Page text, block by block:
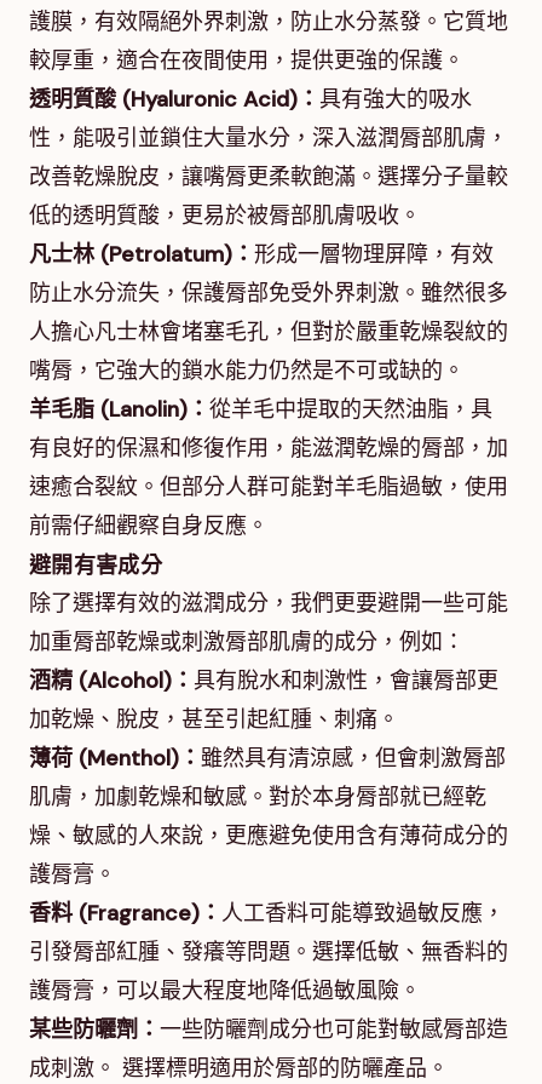
護膜，有效隔絕外界刺激，防止水分蒸發。它質地
較厚重，適合在夜間使用，提供更強的保護。
透明質酸 (Hyaluronic Acid)： 具有強大的吸水
性，能吸引並鎖住大量水分，深入滋潤脣部肌膚，
改善乾燥脫皮，讓嘴脣更柔軟飽滿。選擇分子量較
低的透明質酸，更易於被脣部肌膚吸收。
凡士林 (Petrolatum)： 形成一層物理屏障，有效
防止水分流失，保護脣部免受外界刺激。雖然很多
人擔心凡士林會堵塞毛孔，但對於嚴重乾燥裂紋的
嘴脣，它強大的鎖水能力仍然是不可或缺的。
羊毛脂 (Lanolin)： 從羊毛中提取的天然油脂，具
有良好的保濕和修復作用，能滋潤乾燥的脣部，加
速癒合裂紋。但部分人群可能對羊毛脂過敏，使用
前需仔細觀察自身反應。
避開有害成分
除了選擇有效的滋潤成分，我們更要避開一些可能
加重脣部乾燥或刺激脣部肌膚的成分，例如：
酒精 (Alcohol)： 具有脫水和刺激性，會讓脣部更
加乾燥、脫皮，甚至引起紅腫、刺痛。
薄荷 (Menthol)： 雖然具有清涼感，但會刺激脣部
肌膚，加劇乾燥和敏感。對於本身脣部就已經乾
燥、敏感的人來說，更應避免使用含有薄荷成分的
護脣膏。
香料 (Fragrance)： 人工香料可能導致過敏反應，
引發脣部紅腫、發癢等問題。選擇低敏、無香料的
護脣膏，可以最大程度地降低過敏風險。
某些防曬劑： 一些防曬劑成分也可能對敏感脣部造
成刺激。 選擇標明適用於脣部的防曬產品。